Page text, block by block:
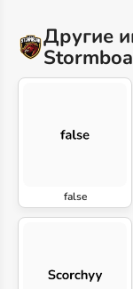
Другие
false